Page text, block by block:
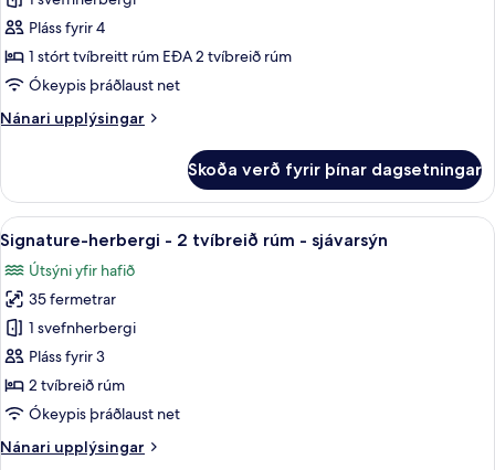
yfir
garð
-
sjávarsýn
(Riviera)
Pláss fyrir 4
1 stórt tvíbreitt rúm EÐA 2 tvíbreið rúm
Ókeypis þráðlaust net
Nánari upplýsingar
Nánari
-
sjávarsýn
(Riviera)
Skoða verð fyrir þínar dagsetningar
Skoða
allar
myndir
fyrir
Signature-
herbergi
-
2
tvíbreið
rúm
Rúmföt af bestu gerð, míníbar,
6
Signature-herbergi - 2 tvíbreið rúm - sjávarsýn
Útsýni yfir hafið
35 fermetrar
1 svefnherbergi
Pláss fyrir 3
2 tvíbreið rúm
Ókeypis þráðlaust net
Nánari upplýsingar
Nánari